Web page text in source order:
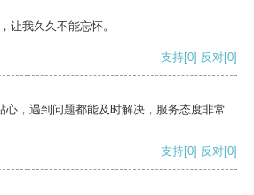
让我久久不能忘怀。
支持[0] 反对[0]
心，遇到问题都能及时解决，服务态度非常
支持[0] 反对[0]